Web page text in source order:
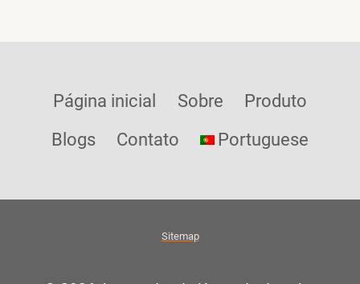
Página inicial Sobre
Produto
Blogs
Contato Portuguese
Sitemap